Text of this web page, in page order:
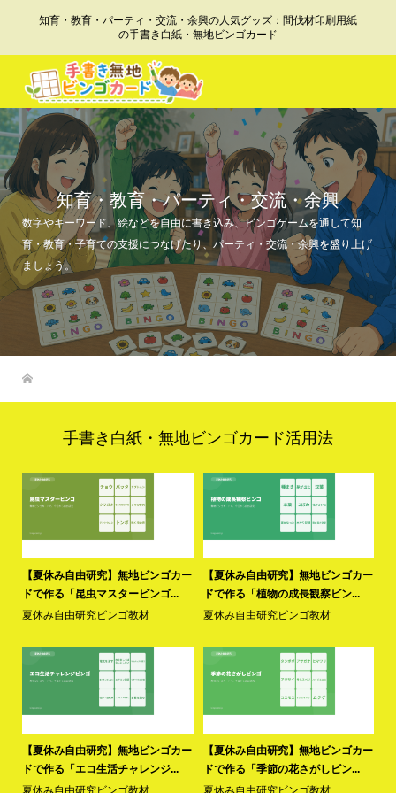
知育・教育・パーティ・交流・余興の人気グッズ：間伐材印刷用紙
の手書き白紙・無地ビンゴカード
知育・教育・パーティ・交流・余興
数字やキーワード、絵などを自由に書き込み、ビンゴゲームを通して知
育・教育・子育ての支援につなげたり、パーティ・交流・余興を盛り上げ
ましょう。
手書き白紙・無地ビンゴカード活用法
【夏休み自由研究】無地ビンゴカー
ドで作る「昆虫マスタービンゴ...
夏休み自由研究ビンゴ教材
【夏休み自由研究】無地ビンゴカー
ドで作る「植物の成長観察ビン...
夏休み自由研究ビンゴ教材
【夏休み自由研究】無地ビンゴカー
ドで作る「エコ生活チャレンジ...
夏休み自由研究ビンゴ教材
【夏休み自由研究】無地ビンゴカー
ドで作る「季節の花さがしビン...
夏休み自由研究ビンゴ教材